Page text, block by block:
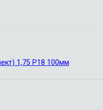
1,75 Р18 100мм